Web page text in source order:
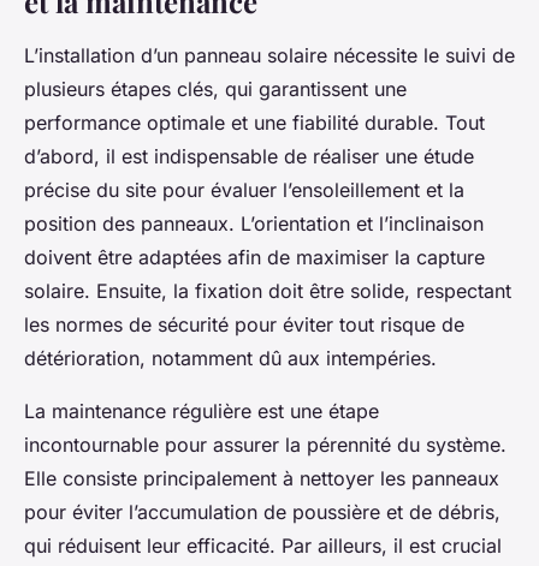
L’installation d’un panneau solaire nécessite le suivi de
plusieurs étapes clés, qui garantissent une
performance optimale et une fiabilité durable. Tout
d’abord, il est indispensable de réaliser une étude
précise du site pour évaluer l’ensoleillement et la
position des panneaux. L’orientation et l’inclinaison
doivent être adaptées afin de maximiser la capture
solaire. Ensuite, la fixation doit être solide, respectant
les normes de sécurité pour éviter tout risque de
détérioration, notamment dû aux intempéries.
La maintenance régulière est une étape
incontournable pour assurer la pérennité du système.
Elle consiste principalement à nettoyer les panneaux
pour éviter l’accumulation de poussière et de débris,
qui réduisent leur efficacité. Par ailleurs, il est crucial